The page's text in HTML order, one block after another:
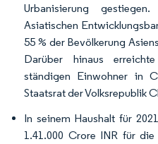
Urbanisierung
Asiatischen
55 % der Bevölkerung
Darüber hinaus
ständigen Einwohner in
Staatsrat der Volksrepublik
In seinem Haushalt für
1.41.000 Crore INR für